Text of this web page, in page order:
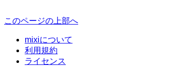
このページの上部へ
mixiについて
利用規約
ライセンス